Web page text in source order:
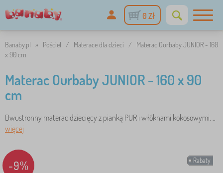
0 Zł
Banaby.pl » Pościel / Materace dla dzieci /
Materac Ourbaby JUNIOR - 160
x 90 cm
Materac Ourbaby JUNIOR - 160 x 90
cm
Dwustronny materac dziecięcy z pianką PUR i włóknami kokosowymi. ..
więcej
Rabaty
-9%